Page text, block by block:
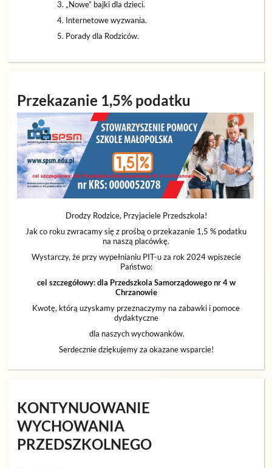
„Nowe” bajki dla dzieci.
Internetowe wyzwania.
Porady dla Rodziców.
Przekazanie 1,5% podatku
Drodzy Rodzice, Przyjaciele Przedszkola!
Jak co roku zwracamy się z prośbą o przekazanie 1,5 % podatku
na naszą placówkę.
Wystarczy, że przy wypełnianiu PIT-u za rok 2024 wpiszecie
Państwo:
cel szczegółowy: dla Przedszkola Samorządowego nr 4 w
Chrzanowie
Kwotę, którą uzyskamy przeznaczymy na zabawki i pomoce
dydaktyczne
dla naszych wychowanków.
Serdecznie dziękujemy za okazane wsparcie!
KONTYNUOWANIE
WYCHOWANIA
PRZEDSZKOLNEGO